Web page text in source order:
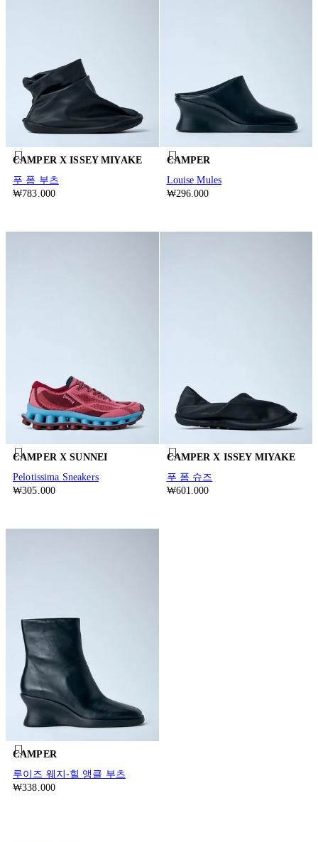
CAMPER X ISSEY MIYAKE
푸 폼 부츠
₩783.000
CAMPER
Louise Mules
₩296.000
CAMPER X SUNNEI
Pelotissima Sneakers
₩305.000
CAMPER X ISSEY MIYAKE
푸 폼 슈즈
₩601.000
CAMPER
루이즈 웨지-힐 앵클 부츠
₩338.000